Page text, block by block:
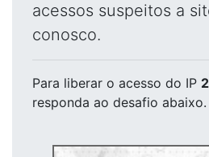
acessos suspeitos a
conosco.
Para liberar o acesso do IP
responda ao desafio abaixo.